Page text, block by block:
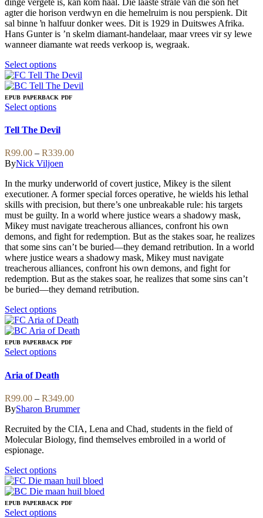
product
page
agter die horison verdwyn en die hemelruim is nou perspienk. Dit
sal binne ŉ halfuur donker wees. Dit is 1929 in Duitswes Afrika.
Hans Gunter is ’n skelm diamant-handelaar, maar vrees vir sy lewe
wanneer diamante wat reeds verkoop is, wegraak.
Select optionsThis
product
has
multiple
variants.
options
be
chosen
on
the
product
page
EPUB PAPERBACK PDF
Select optionsThis
has
variants.
The
options
may
be
chosen
on
the
product
page
Tell The Devil
R99.00 – R339.00Price
through
R339.00
ByNick Viljoen
In the murky underworld of covert justice, Mikey is the silent
executioner. A former special forces operative, he wields his lethal
skills with precision, but there’s one unbreakable rule: his targets
must be guilty. In a world where justice wears a shadowy mask,
Mikey must navigate treacherous alliances, confront his own
demons, and fight for redemption. But as the stakes soar, he realizes
that some sins can’t be buried—they demand retribution. In a world
where justice wears a shadowy mask, Mikey must navigate
treacherous alliances, confront his own demons, and fight for
redemption. But as the stakes soar, he realizes that some sins can’t
be buried—they demand retribution.
Select optionsThis
product
has
multiple
variants.
options
may
be
chosen
on
the
product
page
EPUB PAPERBACK PDF
Select optionsThis
has
multiple
variants.
The
options
may
be
chosen
the
product
page
Aria of Death
R99.00 – R349.00Price
range:
through
R349.00
BySharon Brummer
Recruited by the CIA, Lena and Chad, students in the field of
Molecular Biology, find themselves embroiled in a world of
espionage.
Select optionsThis
product
has
multiple
variants.
EPUB PAPERBACK PDF
Select optionsThis